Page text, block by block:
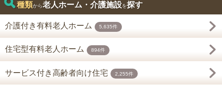
種類から老人ホーム・介護施設を探す
介護付き有料老人ホーム 5,635件
住宅型有料老人ホーム 894件
サービス付き高齢者向け住宅 2,255件